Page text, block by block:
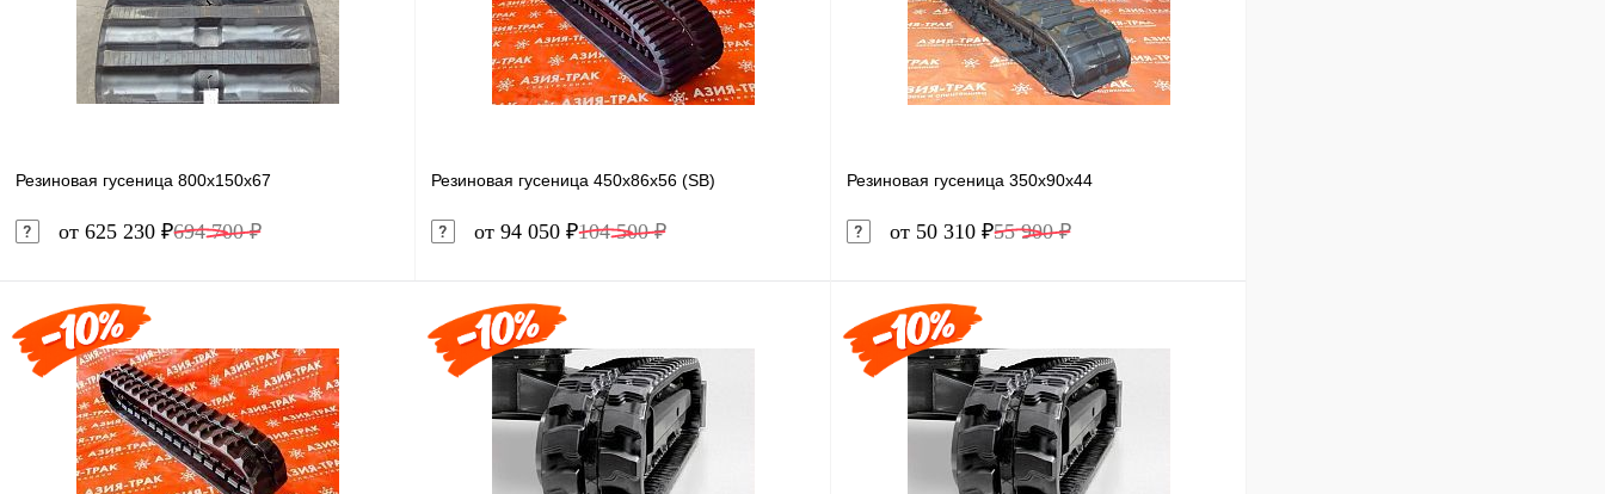
Резиновая гусеница 800x150x67
от 625 230 ₽694 700 ₽
Купить в 1 клик Сравнение
В избранное Под заказ
Резиновая гусеница 450x86x56 (SB)
от 94 050 ₽104 500 ₽
Купить в 1 клик Сравнение
В избранное Под заказ
Резиновая гусеница 350x90x44
от 50 310 ₽55 900 ₽
Купить в 1 клик Сравнение
В избранное Под заказ